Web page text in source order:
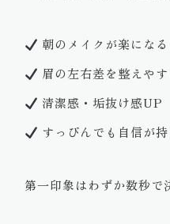
朝のメイクが楽になる
眉の左右差を整えやす
清潔感・垢抜け感UP
すっぴんでも自信が持
第一印象はわずか数秒で